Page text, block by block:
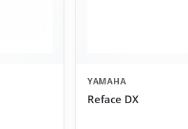
YAMAHA
Reface DX